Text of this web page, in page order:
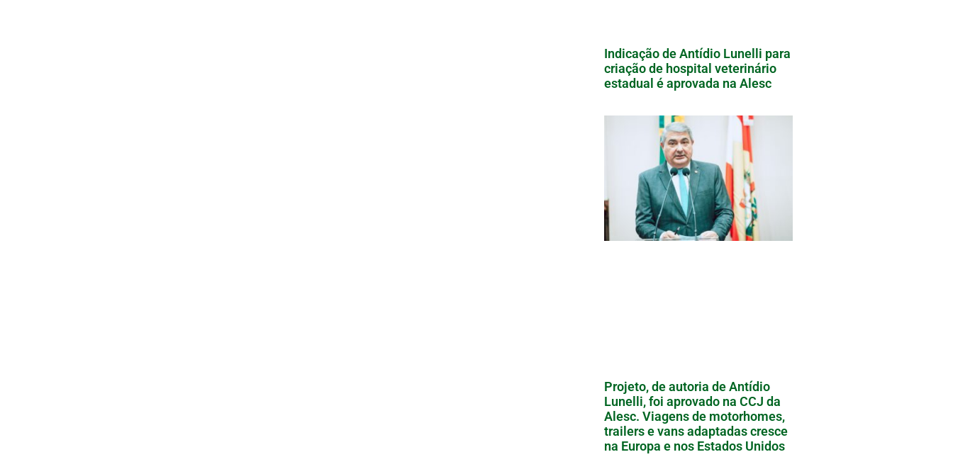
Indicação de Antídio Lunelli para
criação de hospital veterinário
estadual é aprovada na Alesc
Projeto, de autoria de Antídio
Lunelli, foi aprovado na CCJ da
Alesc. Viagens de motorhomes,
trailers e vans adaptadas cresce
na Europa e nos Estados Unidos